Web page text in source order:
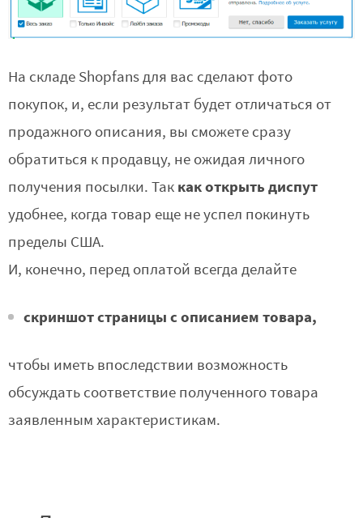
На складе Shopfans для вас сделают фото
покупок, и, если результат будет отличаться от
продажного описания, вы сможете сразу
обратиться к продавцу, не ожидая личного
получения посылки. Так как открыть диспут
удобнее, когда товар еще не успел покинуть
пределы США.
И, конечно, перед оплатой всегда делайте
скриншот страницы с описанием товара,
чтобы иметь впоследствии возможность
обсуждать соответствие полученного товара
заявленным характеристикам.